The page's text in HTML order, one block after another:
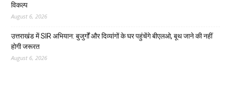
विकल्प
August 6, 2026
उत्तराखंड में SIR अभियान: बुजुर्गों और दिव्यांगों के घर पहुंचेंगे बीएलओ, बूथ जाने की नहीं
होगी जरूरत
August 6, 2026